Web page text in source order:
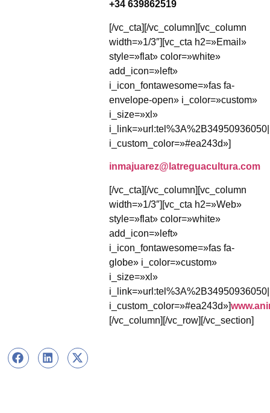
+34 639862519
[/vc_cta][/vc_column][vc_column
width=»1/3″][vc_cta h2=»Email»
style=»flat» color=»white»
add_icon=»left»
i_icon_fontawesome=»fas fa-
envelope-open» i_color=»custom»
i_size=»xl»
i_custom_color=»#ea243d»]
inmajuarez@latreguacultura.com
[/vc_cta][/vc_column][vc_column
width=»1/3″][vc_cta h2=»Web»
style=»flat» color=»white»
add_icon=»left»
i_icon_fontawesome=»fas fa-
globe» i_color=»custom»
i_size=»xl»
i_custom_color=»#ea243d»]
[/vc_column][/vc_row][/vc_section]